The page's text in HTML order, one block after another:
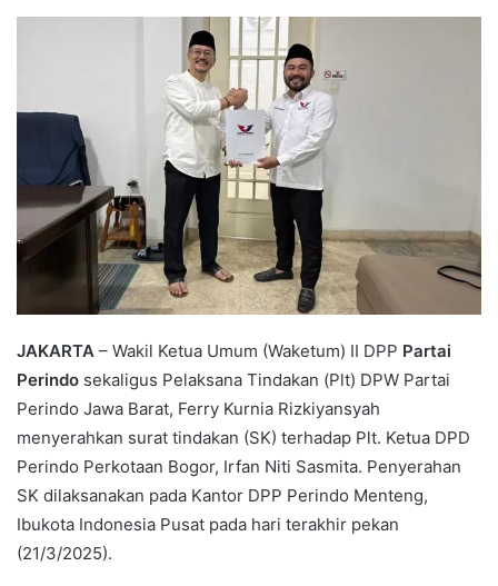
JAKARTA – Wakil Ketua Umum (Waketum) II DPP Partai
Perindo sekaligus Pelaksana Tindakan (Plt) DPW Partai
Perindo Jawa Barat, Ferry Kurnia Rizkiyansyah
menyerahkan surat tindakan (SK) terhadap Plt. Ketua DPD
Perindo Perkotaan Bogor, Irfan Niti Sasmita. Penyerahan
SK dilaksanakan pada Kantor DPP Perindo Menteng,
Ibukota Indonesia Pusat pada hari terakhir pekan
(21/3/2025).